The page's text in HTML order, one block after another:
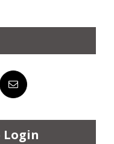
Login